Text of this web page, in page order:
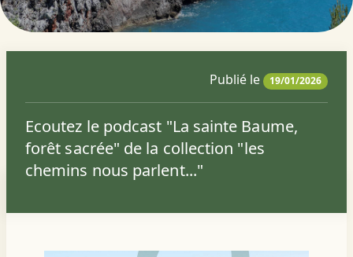
Publié le 19/01/2026
Ecoutez le podcast "La sainte Baume,
forêt sacrée" de la collection "les
chemins nous parlent..."